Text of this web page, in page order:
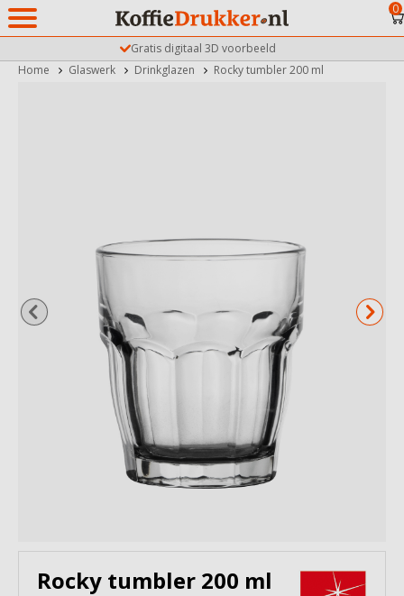
Gratis digitaal 3D voorbeeld
0
Home Glaswerk Drinkglazen Rocky tumbler 200 ml
Rocky tumbler 200 ml